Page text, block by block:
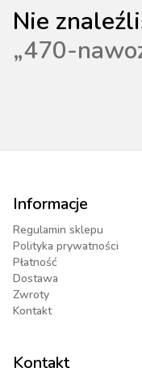
Nie
„470-
Informacje
Regulamin sklepu
Polityka prywatności
Płatność
Dostawa
Zwroty
Kontakt
Kontakt